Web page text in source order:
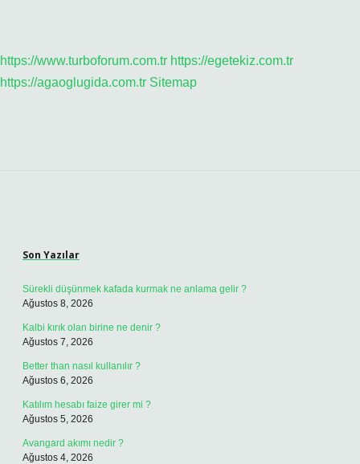
https://www.turboforum.com.tr https://egetekiz.com.tr
https://agaoglugida.com.tr Sitemap
Son Yazılar
Sürekli düşünmek kafada kurmak ne anlama gelir ?
Ağustos 8, 2026
Kalbi kırık olan birine ne denir ?
Ağustos 7, 2026
Better than nasıl kullanılır ?
Ağustos 6, 2026
Katılım hesabı faize girer mi ?
Ağustos 5, 2026
Avangard akımı nedir ?
Ağustos 4, 2026